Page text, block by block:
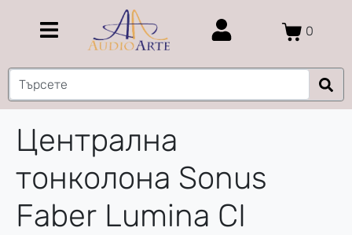
0
Централна
тонколона Sonus
Faber Lumina CI